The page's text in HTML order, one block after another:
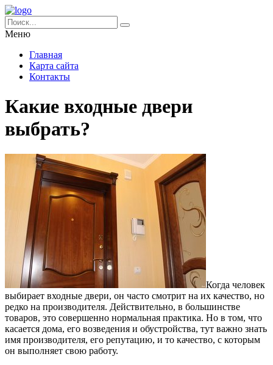
Меню
Главная
Карта сайта
Контакты
Какие входные двери
выбрать?
Когда человек
выбирает входные двери, он часто смотрит на их качество, но
редко на производителя. Действительно, в большинстве
товаров, это совершенно нормальная практика. Но в том, что
касается дома, его возведения и обустройства, тут важно знать
имя производителя, его репутацию, и то качество, с которым
он выполняет свою работу.